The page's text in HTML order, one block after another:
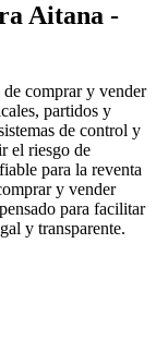
Aitana -
de comprar y vender
partidos y
de control y
el riesgo de
para la reventa
y vender
para facilitar
y transparente.